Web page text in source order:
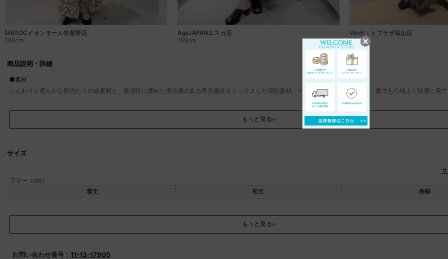
MEDOCイオンモール筑紫野店
169cm
AgaJAPANエスカ店
159cm
Vinポ－トプラザ福山店
156cm
商品説明・詳細
■素材
ふんわりと柔らかな肌当たりの綿素材と、吸湿性に優れた清涼感のある再生繊維をミックスした混紡素材。マットな質感が大人らしく、夏でも心地よく快適に着て
にすることでカジュアルさを抑え、デイリーからタウンスタイルにもハマりやすい１着に。プルオーバーとしても、羽織りとしても使える汎用性の高いアイテムで
上質な生地にこだわり生地から伝わる上品さをテーマに汎用性の高いアイテムを展開。ブラックラインのAga Blackや、日本の生地産地メーカーと取り組んだハイ
モデル：171cm
※撮影画像は、光の当たり具合やお使いのモニター設定、お部屋の照明等により実際の商品と色味が異なる場合がございます。一番実物に近いお色味は生地画像で
素材
再生繊維（セルロース）：55％、綿：45％
原産国
もっと見る
サイズ
フリー（cm）
着丈
裄丈
身幅
もっと見る
お問い合わせ番号： 11-13-17900